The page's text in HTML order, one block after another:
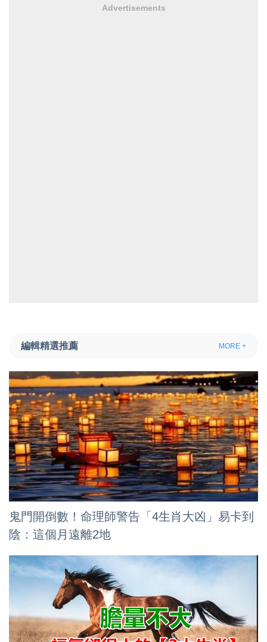
Advertisements
編輯精選推薦 MORE +
鬼門開倒數！命理師警告「4生肖大凶」易卡到
陰：這個月遠離2地